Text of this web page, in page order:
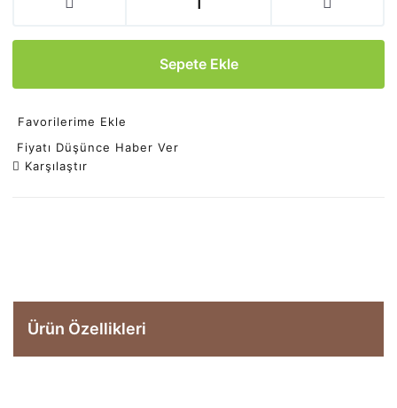
Sepete Ekle
Favorilerime Ekle
Fiyatı Düşünce Haber Ver
Karşılaştır
Ürün Özellikleri